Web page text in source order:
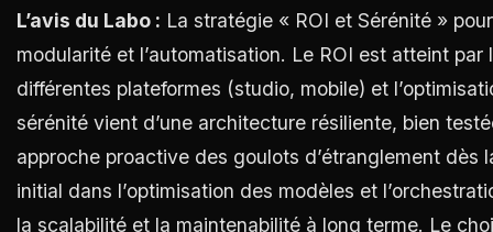
L’avis du Labo : La stratégie « ROI et Sérénité »
modularité et l’automatisation. Le ROI est atteint
différentes plateformes (studio, mobile) et
sérénité vient d’une architecture résiliente, bien
approche proactive des goulots d’étranglement dès
initial dans l’optimisation des modèles et
la scalabilité et la maintenabilité à long terme. Le